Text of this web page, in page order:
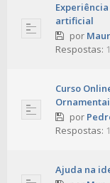
artificial
por
Respostas:
Curso
por
Respostas:
Ajuda na